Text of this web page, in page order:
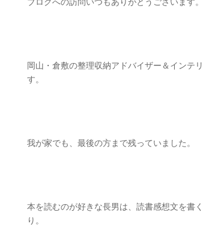
岡山・倉敷の整理収納アドバイザー＆インテ
す。
我が家でも、最後の方まで残っていました。
本を読むのが好きな長男は、読書感想文を書
り。